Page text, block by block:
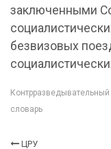
заключенными
безвизовых
Контрразведывательный
словарь
ЦРУ